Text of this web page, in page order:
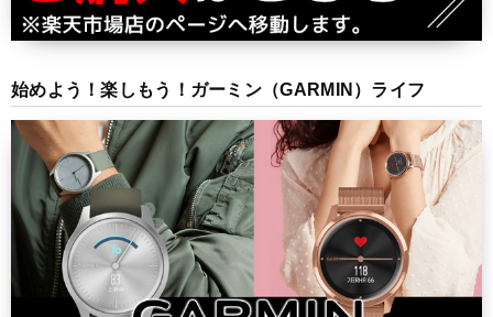
始めよう！楽しもう！ガーミン（GARMIN）ライフ